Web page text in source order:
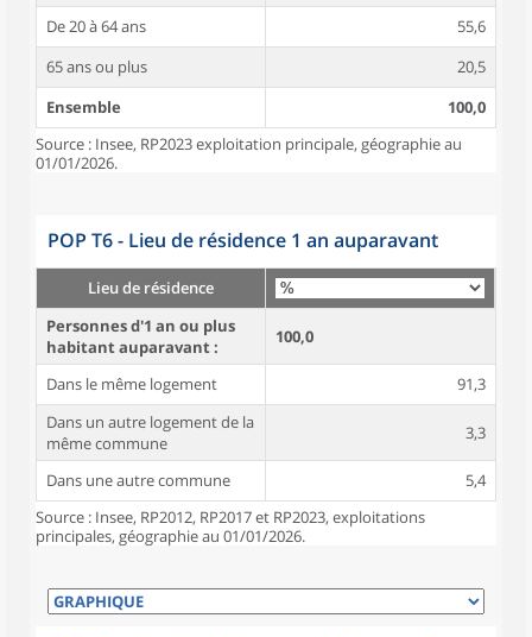
De 20 à 64 ans
55,6
65 ans ou plus
20,5
Ensemble
100,0
Source : Insee, RP2023 exploitation principale, géographie au
01/01/2026.
POP T6 - Lieu de résidence 1 an auparavant
Lieu de résidence
Personnes d'1 an ou plus
habitant auparavant :
100,0
Dans le même logement
91,3
Dans un autre logement de la
même commune
3,3
Dans une autre commune
5,4
Source : Insee, RP2012, RP2017 et RP2023, exploitations
principales, géographie au 01/01/2026.